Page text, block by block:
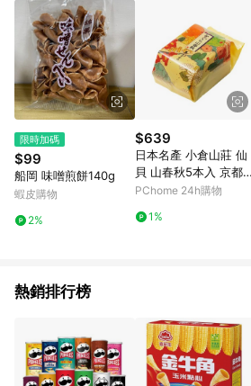
市場 45 天內完成訂單出貨及結帳，則不符合贈
使用APP、或中途瀏覽比價網、回饋網、
由網頁版(電腦版/手機版網頁)切換為App都
無法進行 LINE POINTS 回饋。 (5) LINE 購物為購物資訊整合性
平台，商品資料更新會有時間差，如顯示之
位、贈品與台灣樂天市場銷售網頁不符，以
(6) 導購訂單已逾 365 天，根據台灣樂天回饋
點數回饋或點數回饋有爭議，台灣樂天市場保
追訴之權利，活動詳情以樂天市場網站公告為
限時加碼
$99
船岡 味噌煎餅140g
蝦皮購物
2%
$639
日本名產 小倉山莊 仙
貝 山春秋5本入 京都伴
手禮 必買餅乾零食 年
PChome 24h購物
1%
熱銷排行榜